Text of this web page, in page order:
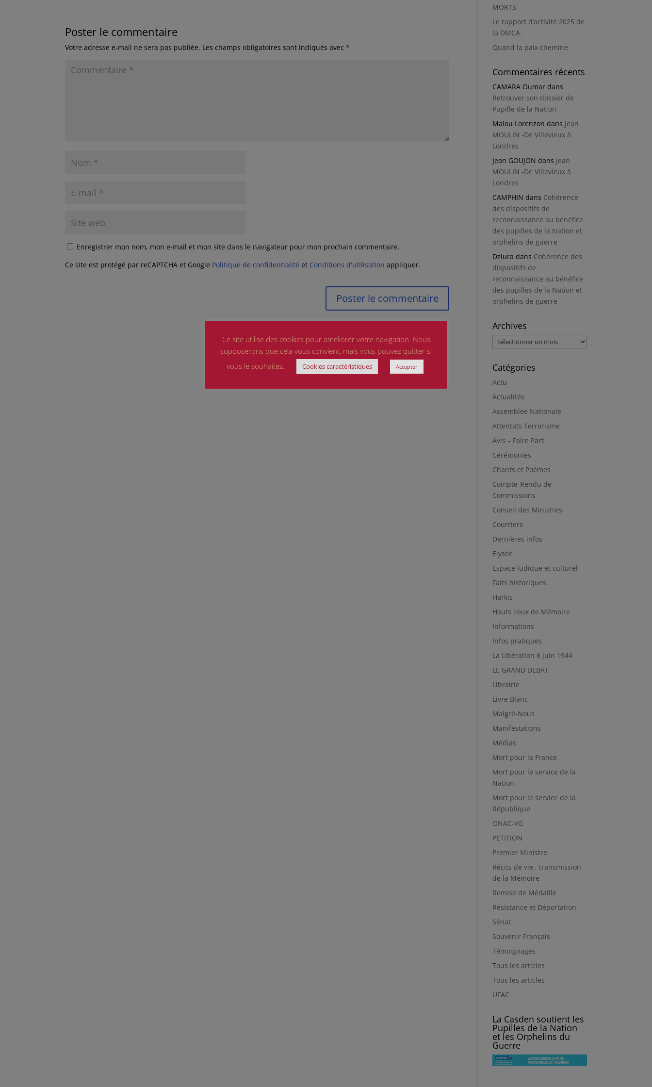
Poster le commentaire
Votre adresse e-mail ne sera pas publiée. Les champs obligatoires sont indiqués avec*
Enregistrer mon nom, mon e-mail et mon site dans le navigateur pour mon prochain commentaire.
Ce site est protégé par reCAPTCHA et Google Politique de confidentialité et Conditions d'utilisation appliquer.
MORTS
Le rapport d’activité 2025 de
la DMCA.
Quand la paix chemine
Commentaires récents
CAMARA Oumar dans
Retrouver son dossier de
Pupille de la Nation
Malou Lorenzon dans Jean
MOULIN -De Villevieux à
Londres
Jean GOUJON dans Jean
MOULIN -De Villevieux à
Londres
CAMPHIN dans Cohérence
des dispositifs de
reconnaissance au bénéfice
des pupilles de la Nation et
orphelins de guerre
Dziura dans Cohérence des
dispositifs de
reconnaissance au bénéfice
des pupilles de la Nation et
orphelins de guerre
Archives
Archives
Catégories
Actu
Actualités
Assemblée Nationale
Attentats Terrorisme
Avis – Faire Part
Cérémonies
Chants et Poèmes
Compte-Rendu de
Commissions
Conseil des Ministres
Courriers
Dernières infos
Elysée
Espace ludique et culturel
Faits historiques
Harkis
Hauts lieux de Mémoire
Informations
Infos pratiques
La Libération 6 juin 1944
LE GRAND DEBAT
Librairie
Livre Blanc
Malgré-Nous
Manifestations
Médias
Mort pour la France
Mort pour le service de la
Nation
Mort pour le service de la
République
ONAC-VG
PETITION
Premier Ministre
Récits de vie , transmission
de la Mémoire
Remise de Médaille
Résistance et Déportation
Sénat
Souvenir Français
Témoignages
Tous les articles
Tous les articles
UFAC
La Casden soutient les
Pupilles de la Nation
et les Orphelins du
Guerre
Ce site utilise des cookies pour améliorer votre navigation. Nous
supposerons que cela vous convient, mais vous pouvez quitter si
vous le souhaitez.
Cookies caractéristiques Accepter